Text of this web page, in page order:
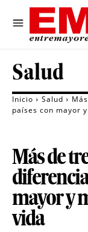
Salud
Inicio Salud
países con mayor
Más de
mayor y
vida